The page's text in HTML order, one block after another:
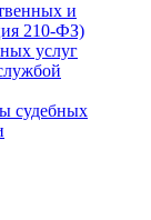
и
210-ФЗ)
услуг
судебных